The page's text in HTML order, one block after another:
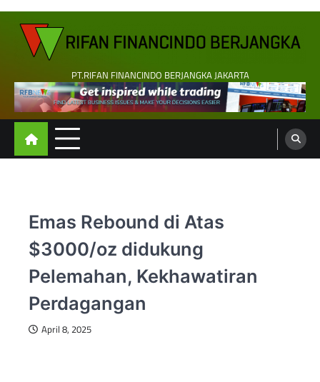
Skip
content
PT.RIFAN FINANCINDO BERJANGKA JAKARTA
Emas Rebound di Atas
$3000/oz didukung
Pelemahan, Kekhawatiran
Perdagangan
April 8, 2025